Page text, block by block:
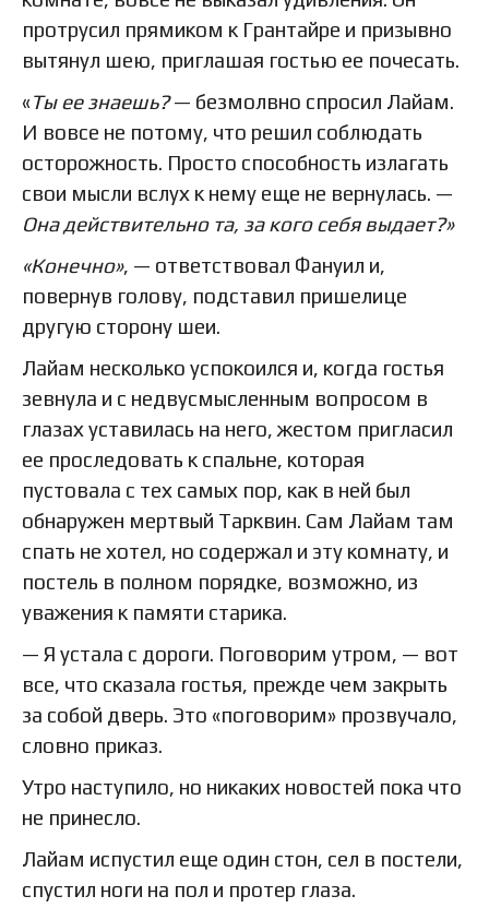
протрусил прямиком к Грантайре и призывно
вытянул шею, приглашая гостью ее почесать.
«Ты ее знаешь?— безмолвно спросил Лайам.
И вовсе не потому, что решил соблюдать
осторожность. Просто способность излагать
свои мысли вслух к нему еще не вернулась. —
Она действительно та, за кого себя выдает?»
«Конечно», — ответствовал Фануил и,
повернув голову, подставил пришелице
другую сторону шеи.
Лайам несколько успокоился и, когда гостья
зевнула и с недвусмысленным вопросом в
глазах уставилась на него, жестом пригласил
ее проследовать к спальне, которая
пустовала с тех самых пор, как в ней был
обнаружен мертвый Тарквин. Сам Лайам там
спать не хотел, но содержал и эту комнату, и
постель в полном порядке, возможно, из
уважения к памяти старика.
— Я устала с дороги. Поговорим утром, — вот
все, что сказала гостья, прежде чем закрыть
за собой дверь. Это «поговорим» прозвучало,
словно приказ.
Утро наступило, но никаких новостей пока что
не принесло.
Лайам испустил еще один стон, сел в постели,
спустил ноги на пол и протер глаза.